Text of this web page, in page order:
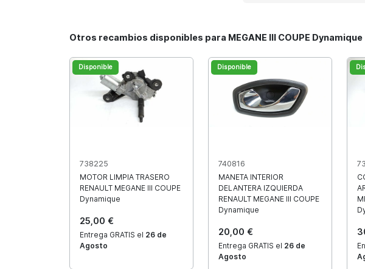
Otros recambios disponibles para MEGANE III COUPE Dynamique
Disponible
738225
MOTOR LIMPIA TRASERO
RENAULT MEGANE III COUPE
Dynamique
25,00 €
Entrega GRATIS el 26 de
Agosto
Disponible
740816
MANETA INTERIOR
DELANTERA IZQUIERDA
RENAULT MEGANE III COUPE
Dynamique
20,00 €
Entrega GRATIS el 26 de
Agosto